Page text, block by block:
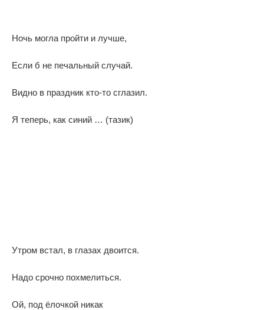
Ночь могла пройти и лучше,
Если б не печальный случай.
Видно в праздник кто-то сглазил.
Я теперь, как синий … (тазик)
Утром встал, в глазах двоится.
Надо срочно похмелиться.
Ой, под ёлочкой никак